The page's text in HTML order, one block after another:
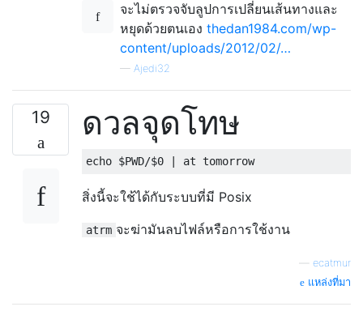
จะไม่ตรวจจับลูปการเปลี่ยนเส้นทางและ
หยุดด้วยตนเอง thedan1984.com/wp-
content/uploads/2012/02/…
— Ajedi32
19 ดวลจุดโทษ
สิ่งนี้จะใช้ได้กับระบบที่มี Posix
atrm จะฆ่ามันลบไฟล์หรือการใช้งาน
ecatmur
แหล่งที่มา